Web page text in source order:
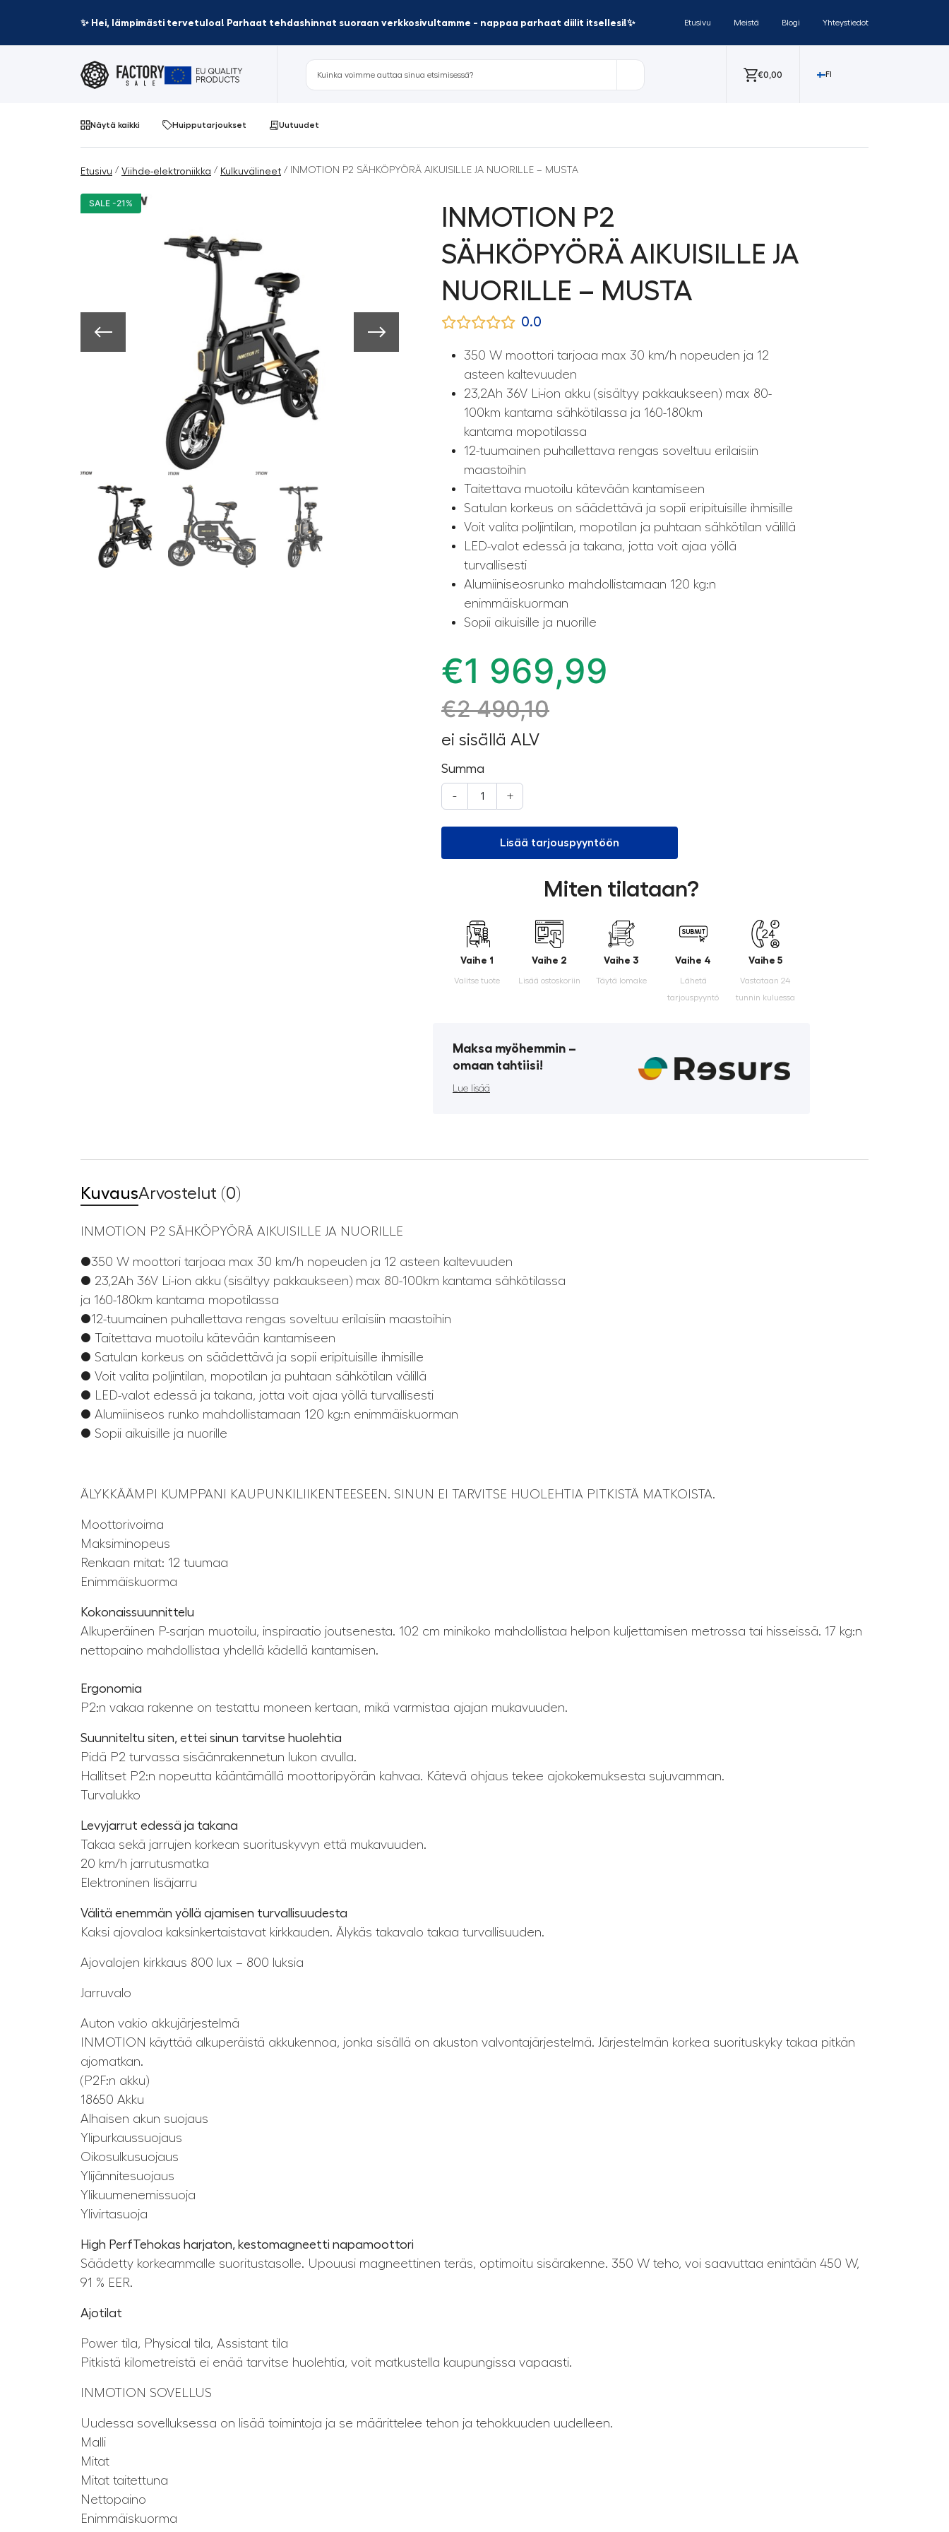
✨ Hei, lämpimästi tervetuloa! Parhaat tehdashinnat suoraan verkkosivultamme - nappaa parhaat diilit itsellesi!✨ Etusivu Meistä Blogi Yhteystiedot
€0,00 FI
Näytä kaikki Huipputarjoukset Uutuudet
Etusivu / Viihde-elektroniikka / Kulkuvälineet / INMOTION P2 SÄHKÖPYÖRÄ AIKUISILLE JA NUORILLE – MUSTA
SALE -21%
INMOTION P2
SÄHKÖPYÖRÄ AIKUISILLE JA
NUORILLE – MUSTA
0.0
350 W moottori tarjoaa max 30 km/h nopeuden ja 12
asteen kaltevuuden
23,2Ah 36V Li-ion akku (sisältyy pakkaukseen) max 80-
100km kantama sähkötilassa ja 160-180km
kantama mopotilassa
12-tuumainen puhallettava rengas soveltuu erilaisiin
maastoihin
Taitettava muotoilu kätevään kantamiseen
Satulan korkeus on säädettävä ja sopii eripituisille ihmisille
Voit valita poljintilan, mopotilan ja puhtaan sähkötilan välillä
LED-valot edessä ja takana, jotta voit ajaa yöllä
turvallisesti
Alumiiniseosrunko mahdollistamaan 120 kg:n
enimmäiskuorman
Sopii aikuisille ja nuorille
€1 969,99
€2 490,10
ei sisällä ALV
Summa
- +
Lisää tarjouspyyntöön
Miten tilataan?
Vaihe 1
Valitse tuote
Vaihe 2
Lisää ostoskoriin
Vaihe 3
Täytä lomake
Vaihe 4
Lähetä
tarjouspyyntö
Vaihe 5
Vastataan 24
tunnin kuluessa
Maksa myöhemmin ­–
omaan tahtiisi!
Lue lisää
KuvausArvostelut (0)
INMOTION P2 SÄHKÖPYÖRÄ AIKUISILLE JA NUORILLE
●350 W moottori tarjoaa max 30 km/h nopeuden ja 12 asteen kaltevuuden
● 23,2Ah 36V Li-ion akku (sisältyy pakkaukseen) max 80-100km kantama sähkötilassa
ja 160-180km kantama mopotilassa
●12-tuumainen puhallettava rengas soveltuu erilaisiin maastoihin
● Taitettava muotoilu kätevään kantamiseen
● Satulan korkeus on säädettävä ja sopii eripituisille ihmisille
● Voit valita poljintilan, mopotilan ja puhtaan sähkötilan välillä
● LED-valot edessä ja takana, jotta voit ajaa yöllä turvallisesti
● Alumiiniseos runko mahdollistamaan 120 kg:n enimmäiskuorman
● Sopii aikuisille ja nuorille
ÄLYKKÄÄMPI KUMPPANI KAUPUNKILIIKENTEESEEN. SINUN EI TARVITSE HUOLEHTIA PITKISTÄ MATKOISTA.
Moottorivoima
Maksiminopeus
Renkaan mitat: 12 tuumaa
Enimmäiskuorma
Kokonaissuunnittelu
Alkuperäinen P-sarjan muotoilu, inspiraatio joutsenesta. 102 cm minikoko mahdollistaa helpon kuljettamisen metrossa tai hisseissä. 17 kg:n
nettopaino mahdollistaa yhdellä kädellä kantamisen.
Ergonomia
P2:n vakaa rakenne on testattu moneen kertaan, mikä varmistaa ajajan mukavuuden.
Suunniteltu siten, ettei sinun tarvitse huolehtia
Pidä P2 turvassa sisäänrakennetun lukon avulla.
Hallitset P2:n nopeutta kääntämällä moottoripyörän kahvaa. Kätevä ohjaus tekee ajokokemuksesta sujuvamman.
Turvalukko
Levyjarrut edessä ja takana
Takaa sekä jarrujen korkean suorituskyvyn että mukavuuden.
20 km/h jarrutusmatka
Elektroninen lisäjarru
Välitä enemmän yöllä ajamisen turvallisuudesta
Kaksi ajovaloa kaksinkertaistavat kirkkauden. Älykäs takavalo takaa turvallisuuden.
Ajovalojen kirkkaus 800 lux – 800 luksia
Jarruvalo
Auton vakio akkujärjestelmä
INMOTION käyttää alkuperäistä akkukennoa, jonka sisällä on akuston valvontajärjestelmä. Järjestelmän korkea suorituskyky takaa pitkän
ajomatkan.
(P2F:n akku)
18650 Akku
Alhaisen akun suojaus
Ylipurkaussuojaus
Oikosulkusuojaus
Ylijännitesuojaus
Ylikuumenemissuoja
Ylivirtasuoja
High PerfTehokas harjaton, kestomagneetti napamoottori
Säädetty korkeammalle suoritustasolle. Upouusi magneettinen teräs, optimoitu sisärakenne. 350 W teho, voi saavuttaa enintään 450 W,
91 % EER.
Ajotilat
Power tila, Physical tila, Assistant tila
Pitkistä kilometreistä ei enää tarvitse huolehtia, voit matkustella kaupungissa vapaasti.
INMOTION SOVELLUS
Uudessa sovelluksessa on lisää toimintoja ja se määrittelee tehon ja tehokkuuden uudelleen.
Malli
Mitat
Mitat taitettuna
Nettopaino
Enimmäiskuorma